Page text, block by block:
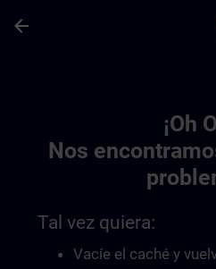
arrow_back
¡Oh
Nos
Tal vez quiera:
Vacíe el caché y